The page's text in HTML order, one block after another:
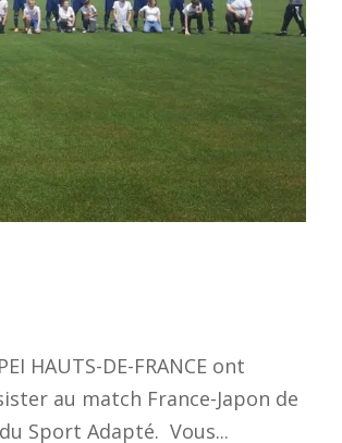
HAUTS-DE-FRANCE ont
au match France-Japon de
Sport Adapté. Vous...